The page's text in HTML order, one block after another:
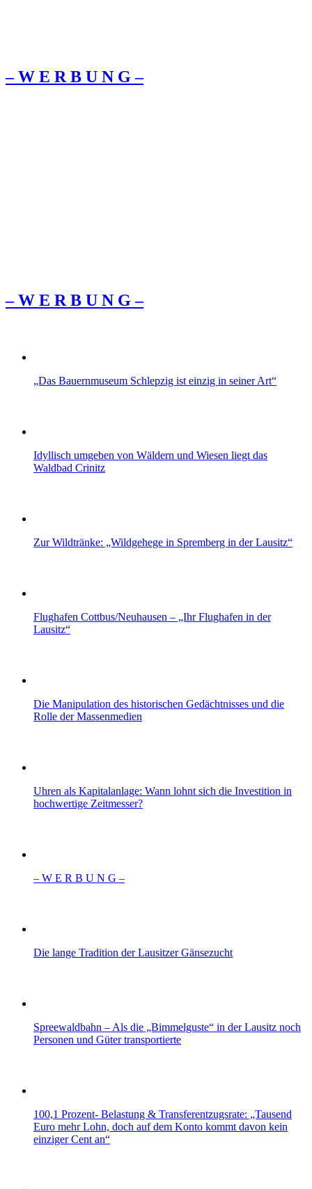
– W Ε R Β U Ν G –
– W Ε R Β U Ν G –
„Das Bauernmuseum Schlepzig ist einzig in seiner Art“
Idyllisch umgeben von Wäldern und Wiesen liegt das
Waldbad Crinitz
Zur Wildtränke: „Wildgehege in Spremberg in der Lausitz“
Flughafen Cottbus/Neuhausen – „Ihr Flughafen in der
Lausitz“
Die Manipulation des historischen Gedächtnisses und die
Rolle der Massenmedien
Uhren als Kapitalanlage: Wann lohnt sich die Investition in
hochwertige Zeitmesser?
– W Ε R Β U Ν G –
Die lange Tradition der Lausitzer Gänsezucht
Spreewaldbahn – Als die „Bimmelguste“ in der Lausitz noch
Personen und Güter transportierte
100,1 Prozent- Belastung & Transferentzugsrate: „Tausend
Euro mehr Lohn, doch auf dem Konto kommt davon kein
einziger Cent an“